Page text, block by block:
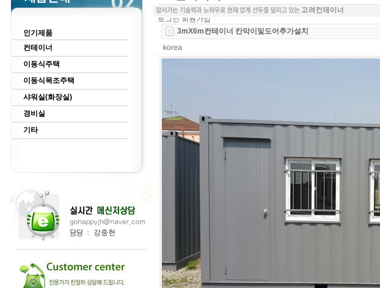
인기제품
컨테이너
이동식주택
이동식목조주택
샤워실(화장실)
경비실
기타
로그인 회원가입
3mX6m컨테이너 칸막이및도어추가설치
korea